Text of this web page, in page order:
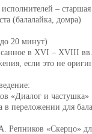
–
(балалайка, домра)
20 минут)
в XVI – XVIII
если это не
«Диалог и
в переложении для
Репников «Скерцо»